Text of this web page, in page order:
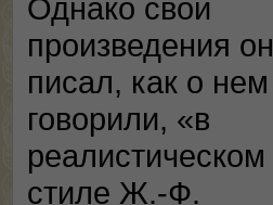
Однако свои
произведения он
писал, как о нем
говорили, «в
реалистическом
стиле Ж.-Ф.